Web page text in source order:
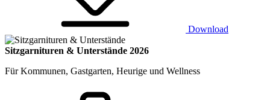
Download
Sitzgarnituren & Unterstände 2026
Für Kommunen, Gastgarten, Heurige und Wellness